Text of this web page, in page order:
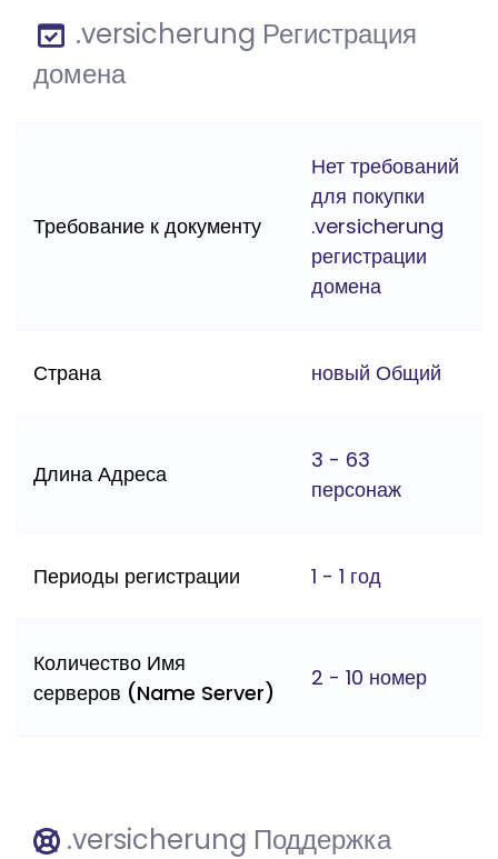
.versicherung Регистрация
домена
Требование к документу
Нет требований
для покупки
.versicherung
регистрации
домена
Страна новый Общий
Длина Адреса
3 - 63
персонаж
Периоды регистрации 1 - 1 год
Количество Имя
серверов (Name Server)
2 - 10 номер
.versicherung Поддержка